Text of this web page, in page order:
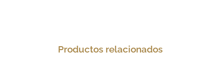
Productos relacionados